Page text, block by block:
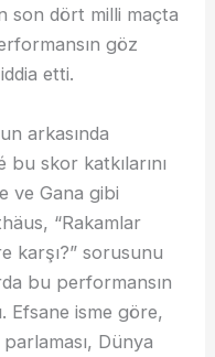
son dört milli maçta
göz
etti.
arkasında
skor katkılarını
ve Gana gibi
“Rakamlar
karşı?” sorusunu
bu performansın
Efsane isme göre,
Dünya